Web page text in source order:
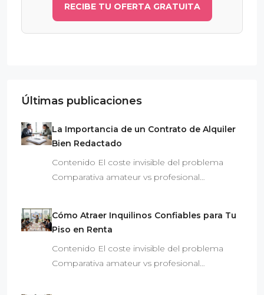
RECIBE TU OFERTA GRATUITA
Últimas publicaciones
La Importancia de un Contrato de Alquiler
Bien Redactado
Contenido El coste invisible del problema
Comparativa amateur vs profesional…
Cómo Atraer Inquilinos Confiables para Tu
Piso en Renta
Contenido El coste invisible del problema
Comparativa amateur vs profesional…